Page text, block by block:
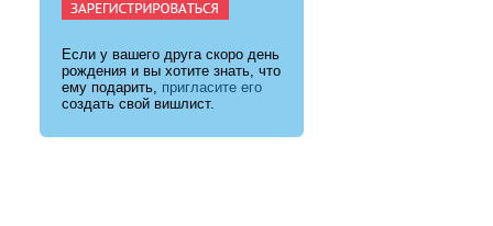
Если у вашего друга скоро день
рождения и вы хотите знать, что
ему подарить, пригласите его
создать свой вишлист.